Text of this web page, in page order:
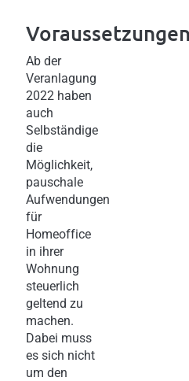
Voraussetzungen
Ab der
Veranlagung
2022 haben
auch
Selbständige
die
Möglichkeit,
pauschale
Aufwendungen
für
Homeoffice
in ihrer
Wohnung
steuerlich
geltend zu
machen.
Dabei muss
es sich nicht
um den